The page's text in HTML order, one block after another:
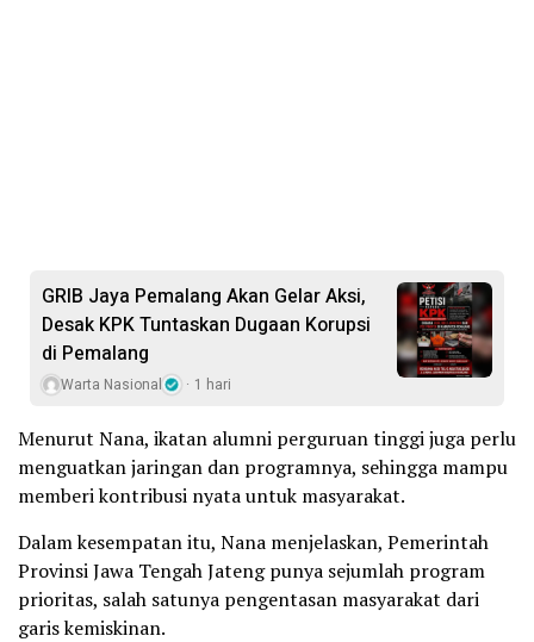
GRIB Jaya Pemalang Akan Gelar Aksi,
Desak KPK Tuntaskan Dugaan Korupsi
di Pemalang
Warta Nasional 1 hari
Menurut Nana, ikatan alumni perguruan tinggi juga perlu
menguatkan jaringan dan programnya, sehingga mampu
memberi kontribusi nyata untuk masyarakat.
Dalam kesempatan itu, Nana menjelaskan, Pemerintah
Provinsi Jawa Tengah Jateng punya sejumlah program
prioritas, salah satunya pengentasan masyarakat dari
garis kemiskinan.